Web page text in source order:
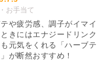
お手当て
や疲労感、調子がイマイ
きにはエナジードリンク
元気をくれる「ハーブテ
が断然おすすめ！